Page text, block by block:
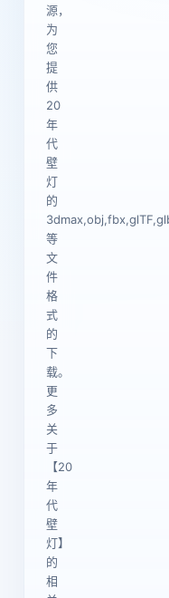
源，
为
您
提
供
20
年
代
壁
灯
的
等
文
件
格
式
的
下
载。
更
多
关
于
【20
年
代
壁
灯】
的
相